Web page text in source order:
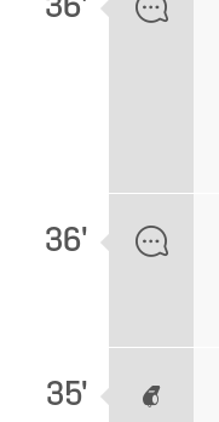
36'
36'
35'